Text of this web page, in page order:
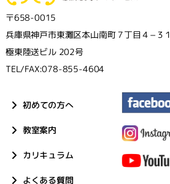
〒658-0015
兵庫県神戸市東灘区本山南町７丁目４−３１
極東陸送ビル 202号
TEL/FAX:078-855-4604
初めての方へ
教室案内
カリキュラム
よくある質問